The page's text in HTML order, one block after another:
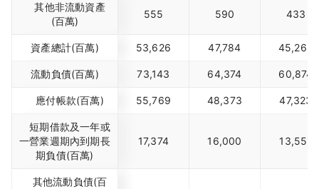
其他非流動資產
(百萬)
555 590 433
資產總計(百萬) 53,626 47,784 45,268
流動負債(百萬) 73,143 64,374 60,874
應付帳款(百萬) 55,769 48,373 47,323
短期借款及一年或
一營業週期內到期長
期負債(百萬)
17,374 16,000 13,551
其他流動負債(百